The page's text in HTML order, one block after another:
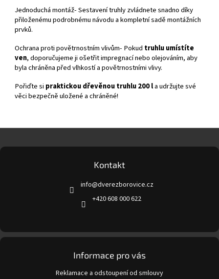
Jednoduchá montáž-Sestavení truhly zvládnete snadno díky
přiloženému podrobnému návodu a kompletní sadě montážních
prvků.
Ochrana proti povětrnostním vlivům- Pokud truhlu umístíte
ven, doporučujeme ji ošetřit impregnací nebo olejováním, aby
byla chráněna před vlhkostí a povětrnostními vlivy.
Pořiďte si praktickou dřevěnou truhlu 200 la udržujte své
věci bezpečně uložené a chráněné!
p
Kontakt
info@dverezborovice.cz
+420 608 000 622
Informace pro vás
Reklamace a odstoupení od smlouvy